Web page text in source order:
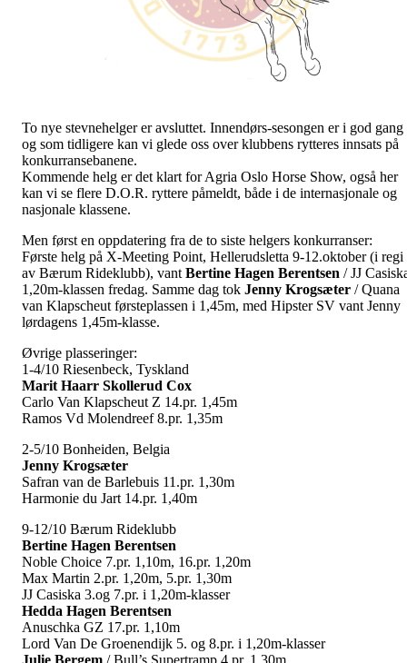
To nye stevnehelger er avsluttet. Innendørs-sesongen er i god gang
og som tidligere kan vi glede oss over klubbens rytteres innsats på
konkurransebanene.
Kommende helg er det klart for Agria Oslo Horse Show, også her
kan vi se flere D.O.R. ryttere påmeldt, både i de internasjonale og
nasjonale klassene.
Men først en oppdatering fra de to siste helgers konkurranser:
Første helg på X-Meeting Point, Hellerudsletta 9-12.oktober (i regi
av Bærum Rideklubb), vant Bertine Hagen Berentsen / JJ
1,20m-klassen fredag. Samme dag tok Jenny Krogsæter / Quana
van Klapscheut førsteplassen i 1,45m, med Hipster SV vant Jenny
lørdagens 1,45m-klasse.
Øvrige plasseringer:
1-4/10 Riesenbeck, Tyskland
Marit Haarr Skollerud Cox
Carlo Van Klapscheut Z 14.pr. 1,45m
Ramos Vd Molendreef 8.pr. 1,35m
2-5/10 Bonheiden, Belgia
Jenny Krogsæter
Safran van de Barlebuis 11.pr. 1,30m
Harmonie du Jart 14.pr. 1,40m
9-12/10 Bærum Rideklubb
Bertine Hagen Berentsen
Noble Choice 7.pr. 1,10m, 16.pr. 1,20m
Max Martin 2.pr. 1,20m, 5.pr. 1,30m
JJ Casiska 3.og 7.pr. i 1,20m-klasser
Hedda Hagen Berentsen
Anuschka GZ 17.pr. 1,10m
Lord Van De Groenendijk 5. og 8.pr. i 1,20m-klasser
Julie Bergem / Bull’s Supertramp 4.pr. 1,30m